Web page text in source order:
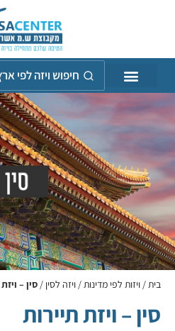
חיפוש
ויזה
לפי
בית/ ויזות לפי מדינות/ ויזה לסין / סין –
סין – ויזת תיירות